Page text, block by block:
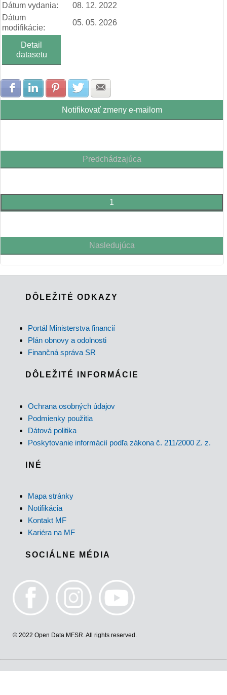
Dátum vydania:
08. 12. 2022
Dátum
modifikácie:
05. 05. 2026
Detail
datasetu
Zdielať na Facebook
Zdielať na LinkedIn
Zdielať na Pinterest
Zdielať na Twitter
Notifikovať zmeny e-mailom
Predchádzajúca
1
Nasledujúca
DÔLEŽITÉ ODKAZY
Portál Ministerstva financií
Plán obnovy a odolnosti
Finančná správa SR
DÔLEŽITÉ INFORMÁCIE
Ochrana osobných údajov
Podmienky použitia
Dátová politika
Poskytovanie informácií podľa zákona č. 211/2000 Z. z.
INÉ
Mapa stránky
Notifikácia
Kontakt MF
Kariéra na MF
SOCIÁLNE MÉDIA
© 2022 Open Data MFSR. All rights reserved.